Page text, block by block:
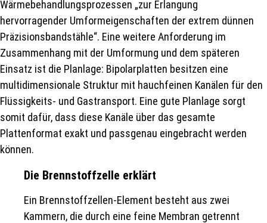
Wärmebehandlungsprozessen „zur Erlangung
hervorragender Umformeigenschaften der extrem dünnen
Präzisionsbandstähle“. Eine weitere Anforderung im
Zusammenhang mit der Umformung und dem späteren
Einsatz ist die Planlage: Bipolarplatten besitzen eine
multidimensionale Struktur mit hauchfeinen Kanälen für den
Flüssigkeits- und Gastransport. Eine gute Planlage sorgt
somit dafür, dass diese Kanäle über das gesamte
Plattenformat exakt und passgenau eingebracht werden
können.
Die Brennstoffzelle erklärt
Ein Brennstoffzellen-Element besteht aus zwei
Kammern, die durch eine feine Membran getrennt